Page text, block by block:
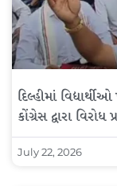
દિલ્હીમાં
કોંગ્રેસ દ્વારા
July 22, 2026